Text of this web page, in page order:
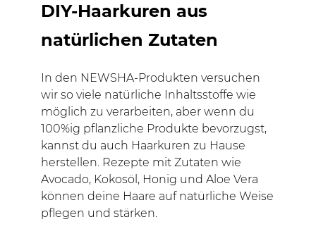
DIY-Haarkuren aus
natürlichen Zutaten
In den NEWSHA-Produkten versuchen
wir so viele natürliche Inhaltsstoffe wie
möglich zu verarbeiten, aber wenn du
100%ig pflanzliche Produkte bevorzugst,
kannst du auch Haarkuren zu Hause
herstellen. Rezepte mit Zutaten wie
Avocado, Kokosöl, Honig und Aloe Vera
können deine Haare auf natürliche Weise
pflegen und stärken.